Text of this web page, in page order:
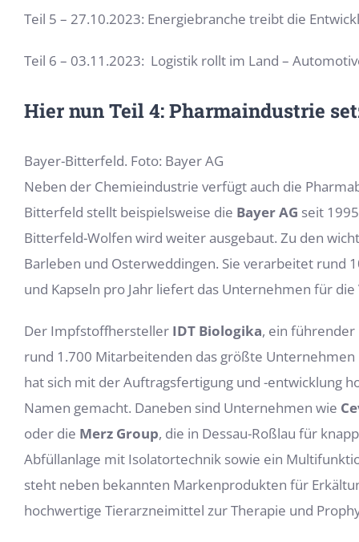
Teil 5 – 27.10.2023: Energiebranche treibt die
Teil 6 – 03.11.2023: Logistik rollt im Land –
Hier nun Teil 4: Pharmaindustrie
Bayer-Bitterfeld. Foto: Bayer AG
Neben der Chemieindustrie verfügt auch die
Bitterfeld stellt beispielsweise die Bayer AG seit
Bitterfeld-Wolfen wird weiter ausgebaut. Zu den
Barleben und Osterweddingen. Sie verarbeitet rund
und Kapseln pro Jahr liefert das Unternehmen für
Der Impfstoffhersteller IDT Biologika, ein
rund 1.700 Mitarbeitenden das größte
hat sich mit der Auftragsfertigung und -entwicklung
Namen gemacht. Daneben sind Unternehmen wie
oder die Merz Group, die in Dessau-Roßlau für
Abfüllanlage mit Isolatortechnik sowie ein
steht neben bekannten Markenprodukten für
hochwertige Tierarzneimittel zur Therapie und